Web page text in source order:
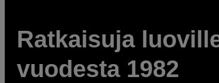
Ratkaisuja
vuodesta 1982